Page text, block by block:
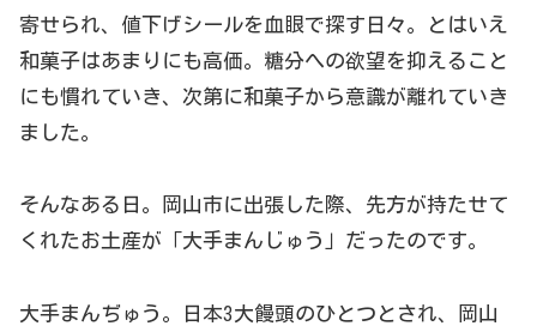
寄せられ、値下げシールを血眼で探す日々。とはいえ
和菓子はあまりにも高価。糖分への欲望を抑えること
にも慣れていき、次第に和菓子から意識が離れていき
ました。
そんなある日。岡山市に出張した際、先方が持たせて
くれたお土産が「大手まんじゅう」だったのです。
大手まんぢゅう。日本3大饅頭のひとつとされ、岡山